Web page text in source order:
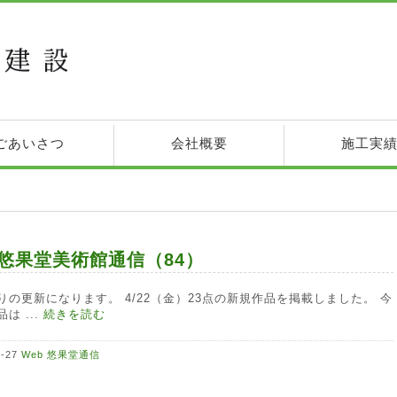
あいさつ 会社概要 施工実績
果堂美術館通信（84）
の更新になります。 4/22（金）23点の新規作品を掲載しました。 今
は ... 続きを読む
27 Web 悠果堂通信